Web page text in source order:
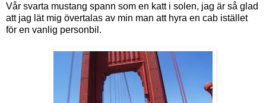
Vår svarta mustang spann som en katt i solen, jag är så glad
att jag lät mig övertalas av min man att hyra en cab istället
för en vanlig personbil.